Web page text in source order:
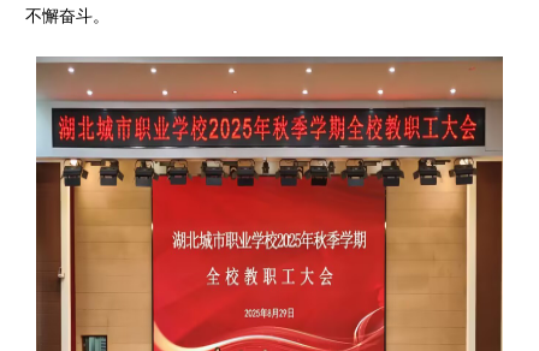
不懈奋斗。